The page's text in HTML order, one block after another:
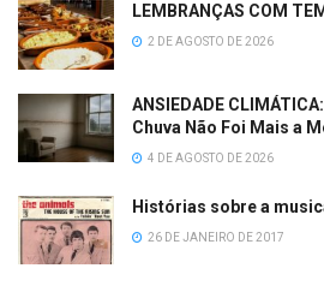
LEMBRANÇAS COM
2 DE AGOSTO DE 2026
ANSIEDADE
Chuva Não Foi Mais a
4 DE AGOSTO DE 2026
Histórias sobre a
26 DE JANEIRO DE 2017